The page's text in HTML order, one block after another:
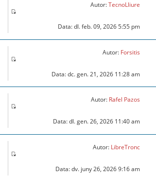
Autor:TecnoLliure
Data: dl. feb. 09, 2026 5:55 pm
Autor: Forsitis
Data: dc. gen. 21, 2026 11:28 am
Autor: Rafel Pazos
Data: dl. gen. 26, 2026 11:40 am
Autor: LibreTronc
Data: dv. juny 26, 2026 9:16 am